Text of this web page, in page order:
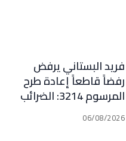
فريد البستاني يرفض
رفضاً قاطعاً إعادة طرح
المرسوم 3214: الضرائب
الجديدة تعرقل التعافي
الاقتصادي وتناقض
06/08/2026